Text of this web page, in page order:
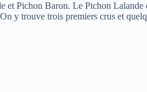
et Pichon Baron. Le Pichon Lalande
y trouve trois premiers crus et